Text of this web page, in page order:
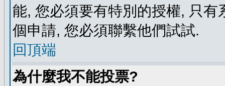
能, 您必須要有特別的授權, 只
個申請, 您必須聯繫他們試試.
回頂端
為什麼我不能投票?